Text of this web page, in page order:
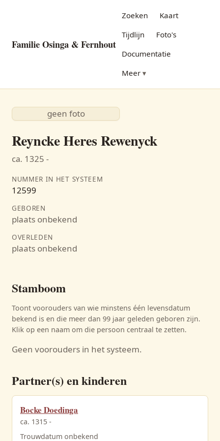
Familie Osinga & Fernhout
Zoeken
Kaart
Tijdlijn
Foto's
Documentatie
Meer
geen foto
Reyncke Heres Rewenyck
ca. 1325 -
NUMMER IN HET SYSTEEM
12599
GEBOREN
plaats onbekend
OVERLEDEN
plaats onbekend
Stamboom
Toont voorouders van wie minstens één levensdatum
bekend is en die meer dan 99 jaar geleden geboren zijn.
Klik op een naam om die persoon centraal te zetten.
Geen voorouders in het systeem.
Partner(s) en kinderen
Bocke Doedinga
ca. 1315 -
Trouwdatum onbekend